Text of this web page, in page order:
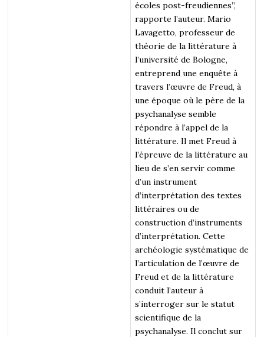
écoles post-freudiennes”,
rapporte l’auteur. Mario
Lavagetto, professeur de
théorie de la littérature à
l’université de Bologne,
entreprend une enquête à
travers l’œuvre de Freud, à
une époque où le père de la
psychanalyse semble
répondre à l’appel de la
littérature. Il met Freud à
l’épreuve de la littérature au
lieu de s’en servir comme
d’un instrument
d’interprétation des textes
littéraires ou de
construction d’instruments
d’interprétation. Cette
archéologie systématique de
l’articulation de l’œuvre de
Freud et de la littérature
conduit l’auteur à
s’interroger sur le statut
scientifique de la
psychanalyse. Il conclut sur